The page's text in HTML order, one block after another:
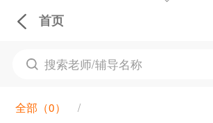
首页
全部（0）